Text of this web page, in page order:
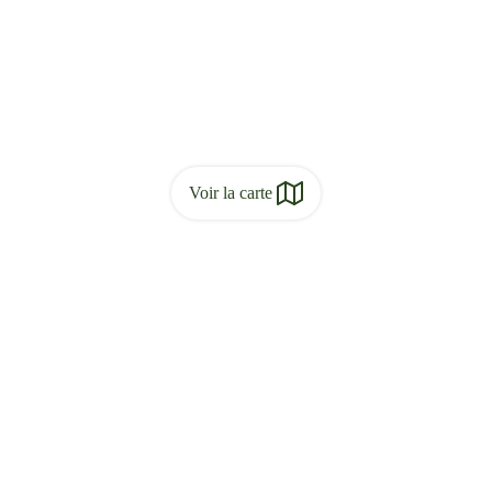
Voir la carte